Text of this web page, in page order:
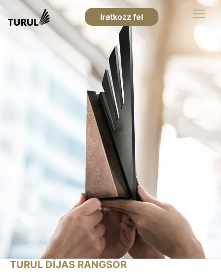
Iratkozz fel
TURUL DÍJAS RANGSOR